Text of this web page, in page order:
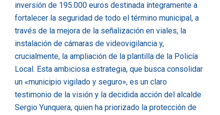
inversión de 195.000 euros destinada íntegramente a
fortalecer la seguridad de todo el término municipal, a
través de la mejora de la señalización en viales, la
instalación de cámaras de videovigilancia y,
crucialmente, la ampliación de la plantilla de la Policía
Local. Esta ambiciosa estrategia, que busca consolidar
un «municipio vigilado y seguro», es un claro
testimonio de la visión y la decidida acción del alcalde
Sergio Yunquera, quien ha priorizado la protección de